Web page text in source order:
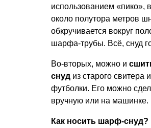
использованием «пико»,
около полутора метров
обкручивается вокруг
шарфа-трубы. Всё, снуд
Во-вторых, можно и
снуд из старого свитера
футболки. Его можно
вручную или на машинке.
Как носить шарф-снуд?